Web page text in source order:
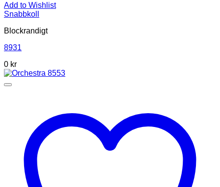
Add to Wishlist
Snabbkoll
Blockrandigt
8931
0 kr